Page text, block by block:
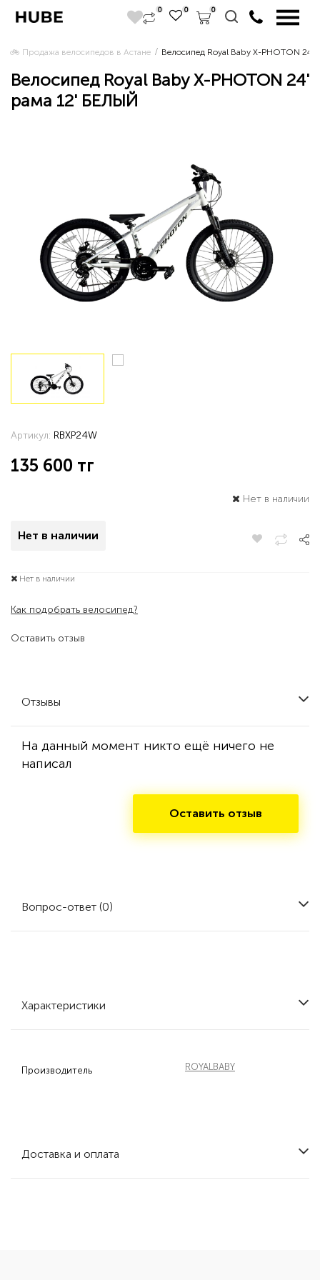
0 0 0
🚲 Продажа велосипедов в Астане Велосипед Royal Baby X-PHOTON
Велосипед Royal Baby X-PHOTON 24'
рама 12' БЕЛЫЙ
Оставить отзыв
Артикул: RBXP24W
135 600 тг
Нет в наличии
Нет в наличии
Нет в наличии
Как подобрать велосипед?
Отзывы
На данный момент никто ещё ничего не
написал
Оставить отзыв
Вопрос-ответ (0)
Характеристики
Производитель ROYALBABY
Доставка и оплата